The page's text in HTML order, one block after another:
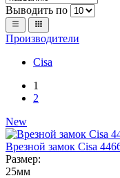
Выводить по
Производители
Cisa
1
2
New
Врезной замок Cisa
Размер:
25мм